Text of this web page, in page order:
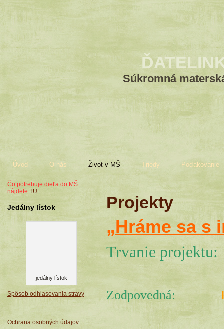
Súkromná
Úvod O nás Život v MŠ Triedy Poďakovanie
Čo potrebuje dieťa do MŠ
nájdete TU
Jedálny lístok
jedálny lístok
Spôsob odhlasovania stravy
Ochrana osobných údajov
Projekty
„Hráme sa s
Trvanie
Zodpovedná: